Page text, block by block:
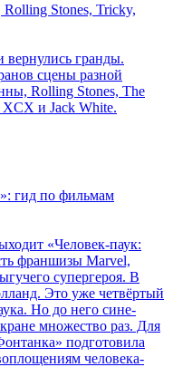
Stones, Tricky,
гранды.
сцены разной
Rolling Stones, The
XCX и Jack White.
гид по фильмам
«Человек-паук:
франшизы Marvel,
супергероя. В
Это уже четвёртый
Но до него сине-
множество раз. Для
подготовила
человека-